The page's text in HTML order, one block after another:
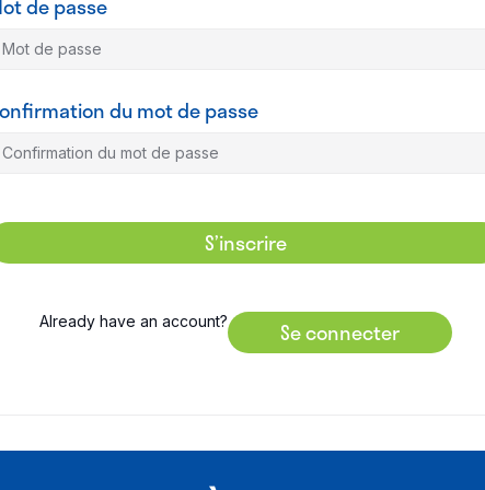
de passe
du mot de passe
S’inscrire
Already have an account? Se connecter